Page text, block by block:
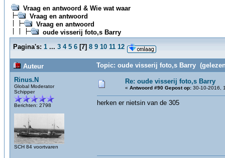
Vraag en antwoord & Wie wat waar
Vraag en antwoord
Vraag en antwoord
oude visserij foto,s Barry
Pagina's: 1 ... 3 4 5 6 [7] 8 9 10 11 12
Auteur
Topic: oude visserij foto,s Barry
Rinus.N
Global Moderator
Schipper
Berichten: 2798
SCH 84 voortvaren
Re: oude visserij foto,s Barry
« Antwoord #90 Gepost op: 30-10-2016,
herken er nietsin van de 305